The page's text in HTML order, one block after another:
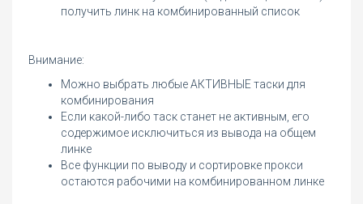
получить линк на комбинированный список
Внимание:
Можно выбрать любые АКТИВНЫЕ таски для
комбинирования
Если какой-либо таск станет не активным, его
содержимое исключиться из вывода на общем
линке
Все функции по выводу и сортировке прокси
остаются рабочими на комбинированном линке